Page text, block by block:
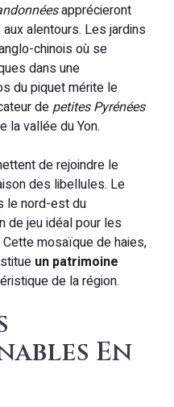
apprécieront
alentours. Les jardins
chinois où se
dans une
du piquet mérite le
depetites Pyrénées
la vallée du Yon.
de rejoindre le
des libellules. Le
le nord-est du
de jeu idéal pour les
mosaïque de haies,
un patrimoine
de la région.
En